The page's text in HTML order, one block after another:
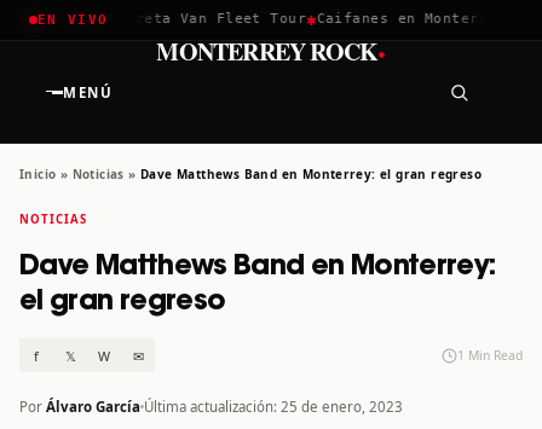
EN VIVO
2026✱Greta Van Fleet Tour✱Caifanes en Monterrey · 12
MENÚ
MONTERREY ROCK·
Inicio » Noticias » Dave Matthews Band en Monterrey: el gran regreso
NOTICIAS
Dave Matthews Band en Monterrey:
el gran regreso
f 𝕏 W ✉ 1 Min Read
Por Álvaro García Última actualización: 25 de enero, 2023